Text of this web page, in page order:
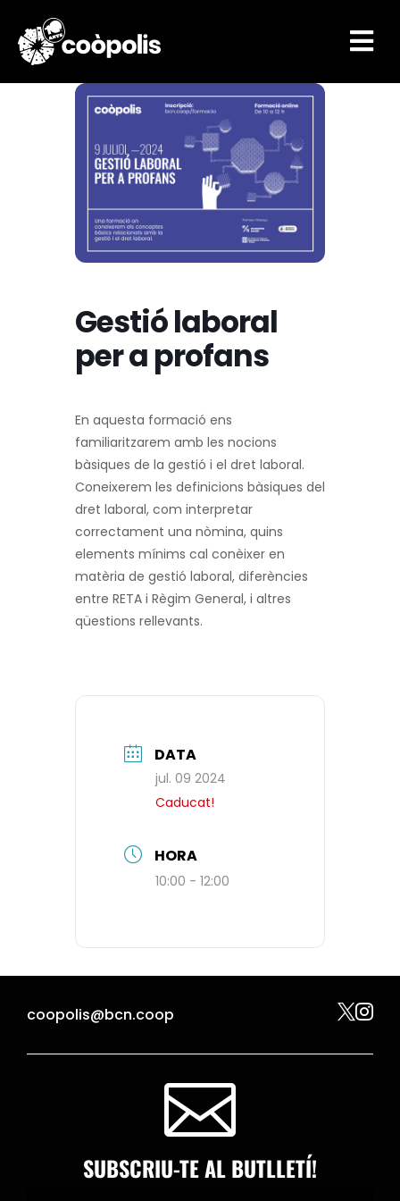

Gestió laboral
per a profans
En aquesta formació ens
familiaritzarem amb les nocions
bàsiques de la gestió i el dret laboral.
Coneixerem les definicions bàsiques del
dret laboral, com interpretar
correctament una nòmina, quins
elements mínims cal conèixer en
matèria de gestió laboral, diferències
entre RETA i Règim General, i altres
qüestions rellevants.
DATA
jul. 09 2024
Caducat!
HORA
10:00 - 12:00
coopolis@bcn.coop 

SUBSCRIU-TE AL BUTLLETÍ!